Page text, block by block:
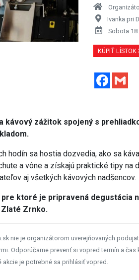
Ivanka pri
Sobota
KÚPIŤ LÍSTOK
kávový zážitok spojený s
hodín sa hostia dozvedia, ako sa
a vône a získajú praktické tipy na
aj všetkých kávových nadšencov.
pre ktoré je pripravená degustácia
Zrnko.
nie je organizátorom uverejňovaných
Odporúčame preveriť si vopred termín a čas
akcie je potrebné sa prihlásiť vopred.